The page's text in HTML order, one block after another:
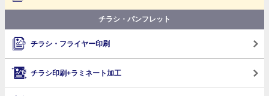
チラシ・パンフレット
チラシ・フライヤー印刷
チラシ印刷+ラミネート加工